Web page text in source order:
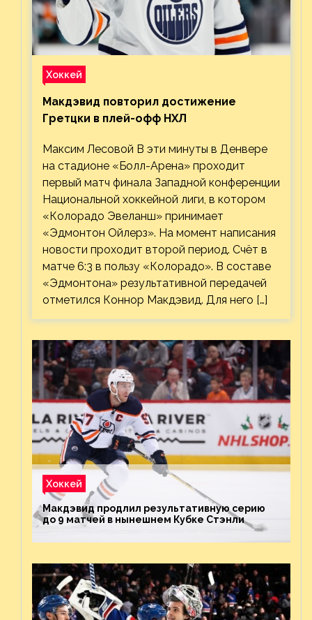
Хоккей
Макдэвид повторил достижение
Гретцки в плей-офф НХЛ
Максим Лесовой В эти минуты в Денвере
на стадионе «Болл-Арена» проходит
первый матч финала Западной конференции
Национальной хоккейной лиги, в котором
«Колорадо Эвеланш» принимает
«Эдмонтон Ойлерз». На момент написания
новости проходит второй период. Счёт в
матче 6:3 в пользу «Колорадо». В составе
«Эдмонтона» результативной передачей
отметился Коннор Макдэвид. Для него […]
Хоккей
Макдэвид продлил результативную серию
до 9 матчей в нынешнем Кубке Стэнли